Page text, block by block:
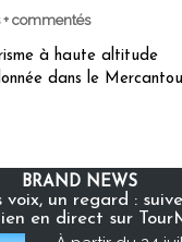
+ commentés
à haute altitude
dans le
BRAND NEWS
voix, un regard :
en direct sur